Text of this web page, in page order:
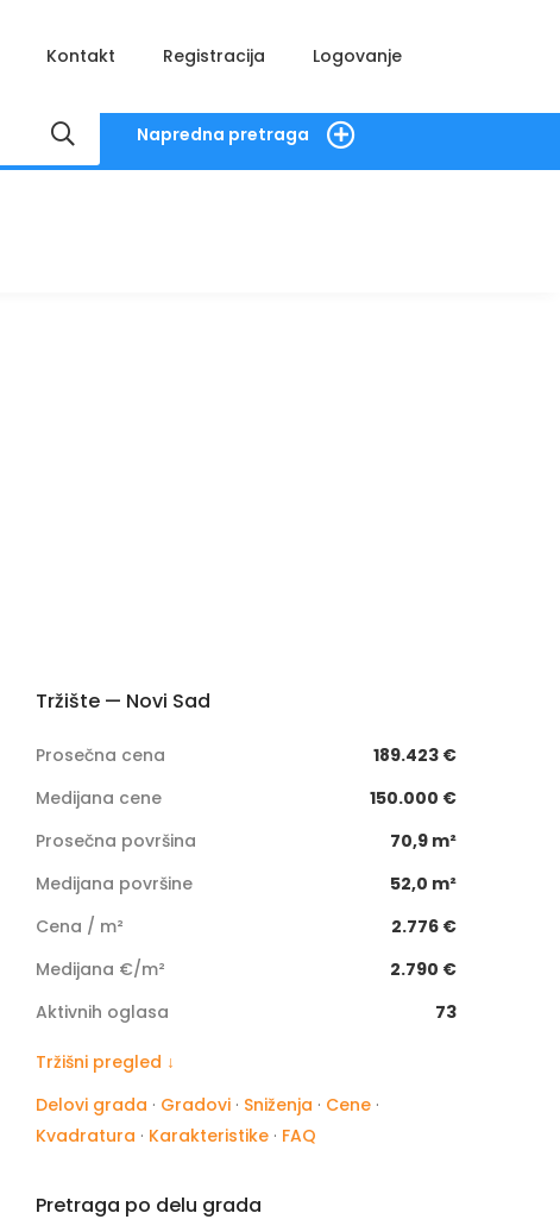
Kontakt Registracija Logovanje
Napredna pretraga
Tržište — Novi Sad
Prosečna cena
189.423 €
Medijana cene
150.000 €
Prosečna površina
70,9 m²
Medijana površine
52,0 m²
Cena / m²
2.776 €
Medijana €/m²
2.790 €
Aktivnih oglasa
73
Tržišni pregled ↓
Delovi grada · Gradovi · Sniženja · Cene ·
Kvadratura · Karakteristike · FAQ
Pretraga po delu grada